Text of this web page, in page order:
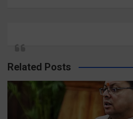
Related Posts